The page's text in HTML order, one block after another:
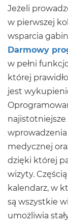
Jeżeli
w pierwszej
wsparcia
Darmowy
w pełni
której
jest
medycznej
dzięki której
wizyty.
kalendarz, w
są wszystkie
umożliwia